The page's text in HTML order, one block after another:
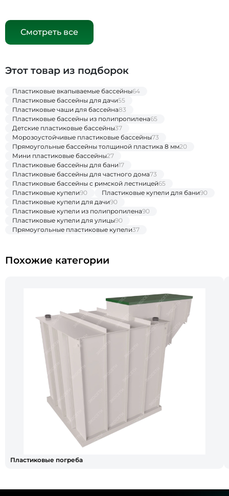
Смотреть все
Этот товар из подборок
Пластиковые вкапываемые бассейны64
Пластиковые бассейны для дачи55
Пластиковые чаши для бассейна83
Пластиковые бассейны из полипропилена65
Детские пластиковые бассейны37
Морозоустойчивые пластиковые бассейны73
Прямоугольные бассейны толщиной пластика 8 мм20
Мини пластиковые бассейны27
Пластиковые бассейны для бани17
Пластиковые бассейны для частного дома73
Пластиковые бассейны с римской лестницей65
Пластиковые купели90 Пластиковые купели для бани90
Пластиковые купели для дачи90
Пластиковые купели из полипропилена90
Пластиковые купели для улицы90
Прямоугольные пластиковые купели37
Похожие категории
Пластиковые погреба